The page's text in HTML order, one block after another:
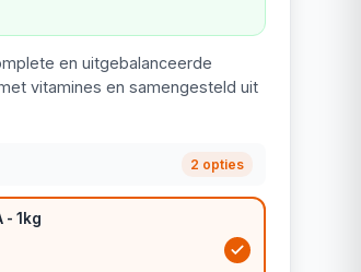
en uitgebalanceerde
vitamines en samengesteld uit
2 opties
- 1kg